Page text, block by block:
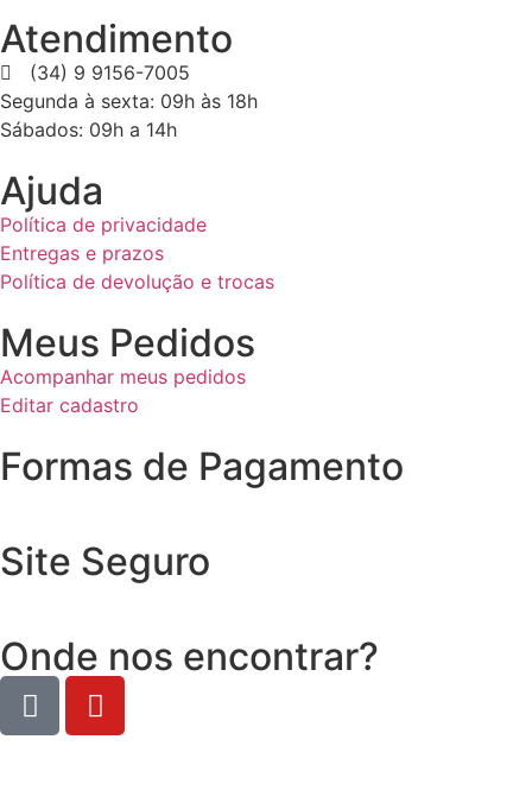
Atendimento
(34) 9 9156-7005
Segunda à sexta: 09h às 18h
Sábados: 09h a 14h
Ajuda
Política de privacidade
Entregas e prazos
Política de devolução e trocas
Meus Pedidos
Acompanhar meus pedidos
Editar cadastro
Formas de Pagamento
Site Seguro
Onde nos encontrar?